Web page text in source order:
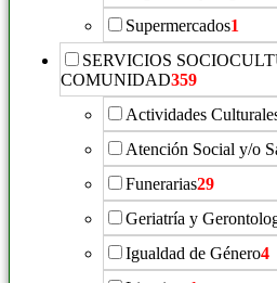
Supermercados1
SERVICIOS
COMUNIDAD359
Actividades
Atención Social y/o
Funerarias29
Geriatría y
Igualdad de Género4